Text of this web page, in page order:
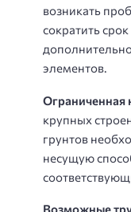
возникать
сократить
элементов.
Ограниченная
крупных
грунтов
несущую
Возможные